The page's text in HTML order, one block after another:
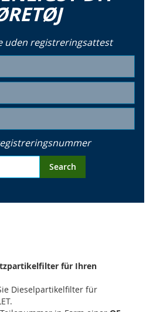
uden registreringsattest
Search
für Ihren
Dieselpartikelfilter für